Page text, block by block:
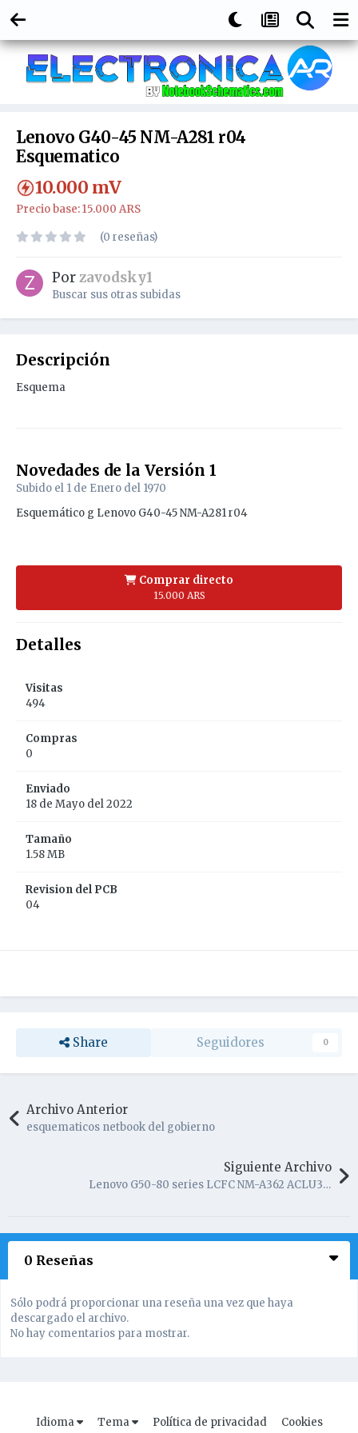
Lenovo G40-45 NM-A281 r04
Esquematico
10.000 mV
Precio base: 15.000 ARS
(0 reseñas)
Porzavodsky1
Buscar sus otras subidas
Descripción
Esquema
Novedades de la Versión 1
Subido el 1 de Enero del 1970
Esquemático g Lenovo G40-45 NM-A281 r04
Comprar directo
15.000 ARS
Detalles
Visitas
494
Compras
0
Enviado
18 de Mayo del 2022
Tamaño
1.58 MB
Revision del PCB
04
Share Seguidores 0
Archivo Anterior
esquematicos netbook del gobierno
Siguiente Archivo
Lenovo G50-80 series LCFC NM-A362 ACLU3 rev 0.4
0 Reseñas
Sólo podrá proporcionar una reseña una vez que haya
descargado el archivo.
No hay comentarios para mostrar.
Idioma Tema Política de privacidad Cookies